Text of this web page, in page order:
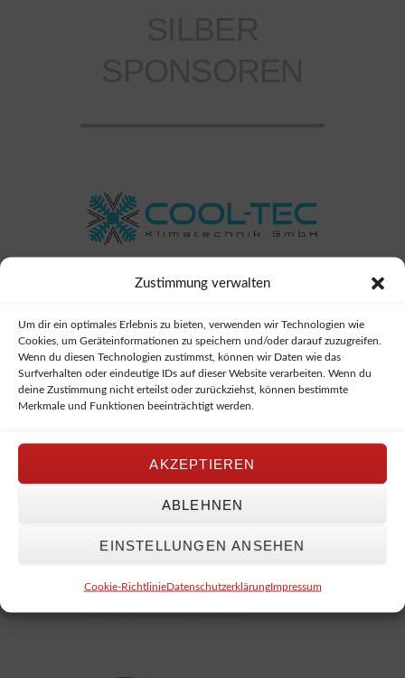
Zustimmung verwalten
Um dir ein optimales Erlebnis zu bieten, verwenden wir Technologien wie
Cookies, um Geräteinformationen zu speichern und/oder darauf zuzugreifen.
Wenn du diesen Technologien zustimmst, können wir Daten wie das
Surfverhalten oder eindeutige IDs auf dieser Website verarbeiten. Wenn du
deine Zustimmung nicht erteilst oder zurückziehst, können bestimmte
Merkmale und Funktionen beeinträchtigt werden.
AKZEPTIEREN
ABLEHNEN
EINSTELLUNGEN ANSEHEN
Cookie-RichtlinieDatenschutzerklärungImpressum